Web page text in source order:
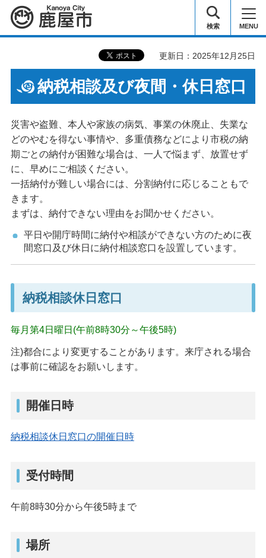
鹿屋市 検索 MENU
更新日：2025年12月25日
納税相談及び夜間・休日窓口
災害や盗難、本人や家族の病気、事業の休廃止、失業な
どのやむを得ない事情や、多重債務などにより市税の納
期ごとの納付が困難な場合は、一人で悩まず、放置せず
に、早めにご相談ください。
一括納付が難しい場合には、分割納付に応じることもで
きます。
まずは、納付できない理由をお聞かせください。
平日や開庁時間に納付や相談ができない方のために夜
間窓口及び休日に納付相談窓口を設置しています。
納税相談休日窓口
毎月第4日曜日(午前8時30分～午後5時)
注)都合により変更することがあります。来庁される場合
は事前に確認をお願いします。
開催日時
納税相談休日窓口の開催日時
受付時間
午前8時30分から午後5時まで
場所